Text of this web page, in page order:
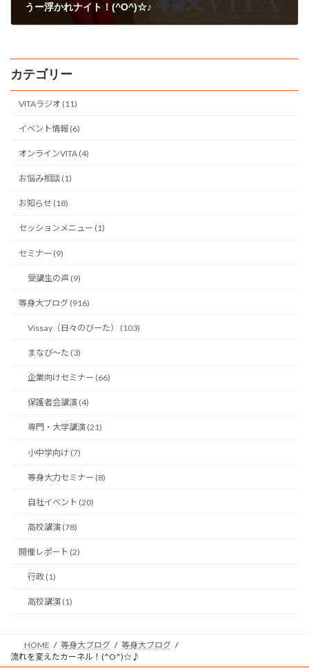
うー浮かれナイト！(^O^)☆♪
カテゴリー
VITAラジオ (11)
イベント情報 (6)
オンラインVITA (4)
お悩み相談 (1)
お知らせ (18)
セッションメニュー (1)
セミナー (9)
受講生の声 (9)
等身大ブログ (916)
Vissay（日々のびーた） (103)
まなび〜た (3)
企業向けセミナー (66)
保護者会講演 (4)
専門・大学講演 (21)
小中学向け (7)
等身大力セミナー (8)
自社イベント (20)
高校講演 (78)
開催レポート (2)
行政 (1)
高校講演 (1)
HOME 等身大ブログ
等身大ブログ
流れを変えたカーネル！(^O^)☆♪